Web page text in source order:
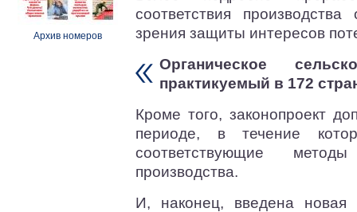
Архив номеров
соответствия
зрения защиты интересов
Органическое
практикуемый в 172
Кроме того, законопроект
периоде, в течение
соответствующие
производства.
И, наконец, введена